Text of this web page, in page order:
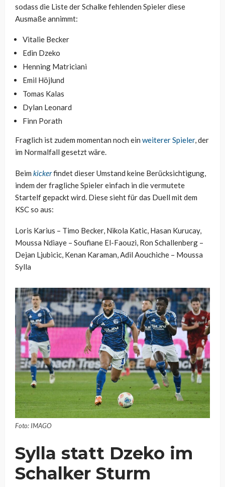
sodass die Liste der Schalke fehlenden Spieler diese
Ausmaße annimmt:
Vitalie Becker
Edin Dzeko
Henning Matriciani
Emil Höjlund
Tomas Kalas
Dylan Leonard
Finn Porath
Fraglich ist zudem momentan noch ein weiterer Spieler, der
im Normalfall gesetzt wäre.
Beim kickerfindet dieser Umstand keine Berücksichtigung,
indem der fragliche Spieler einfach in die vermutete
Startelf gepackt wird. Diese sieht für das Duell mit dem
KSC so aus:
Loris Karius – Timo Becker, Nikola Katic, Hasan Kurucay,
Moussa Ndiaye – Soufiane El-Faouzi, Ron Schallenberg –
Dejan Ljubicic, Kenan Karaman, Adil Aouchiche – Moussa
Sylla
Foto: IMAGO
Sylla statt Dzeko im
Schalker Sturm